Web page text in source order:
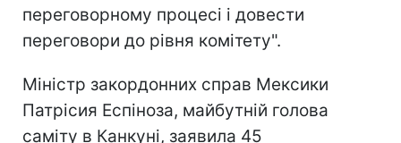
переговорному процесі і довести
переговори до рівня комітету".
Міністр закордонних справ Мексики
Патрісия Еспіноза, майбутній голова
саміту в Канкуні, заявила 45